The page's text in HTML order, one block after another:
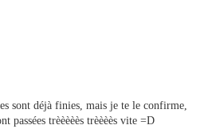
sont déjà finies, mais je te le confirme,
passées trèèèèès trèèèès vite =D